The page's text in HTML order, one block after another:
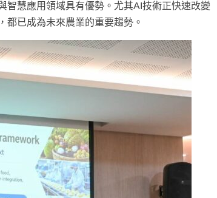
智慧應用領域具有優勢。尤其AI技術正快速改變
都已成為未來農業的重要趨勢。